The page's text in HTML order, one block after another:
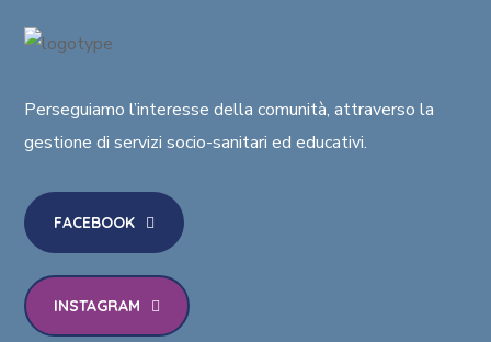
Perseguiamo l’interesse della comunità, attraverso la
gestione di servizi socio-sanitari ed educativi.
FACEBOOK
INSTAGRAM